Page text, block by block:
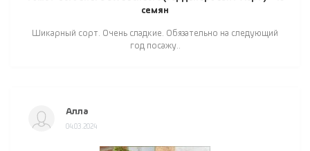
семян
Шикарный сорт. Очень сладкие. Обязательно на следующий
год посажу..
Алла
04.03.2024